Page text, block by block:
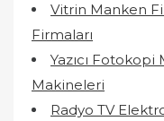
Vitrin Manken
Firmaları
Yazıcı Fotokopi
Makineleri
Radyo TV